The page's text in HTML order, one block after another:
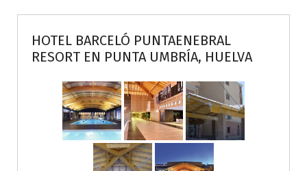
HOTEL BARCELÓ PUNTAENEBRAL
RESORT EN PUNTA UMBRÍA, HUELVA